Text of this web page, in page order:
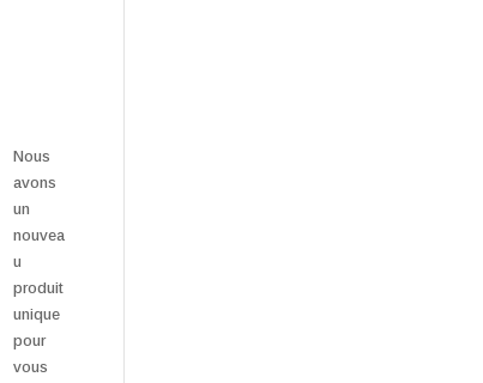
Nous
avons
un
nouvea
u
produit
unique
pour
vous